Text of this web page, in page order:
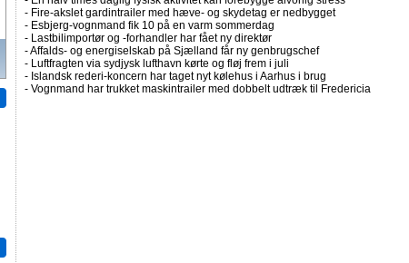
- Fire-akslet gardintrailer med hæve- og skydetag er nedbygget
- Esbjerg-vognmand fik 10 på en varm sommerdag
- Lastbilimportør og -forhandler har fået ny direktør
-Affalds- og energiselskab på Sjælland får ny genbrugschef
- Luftfragten via sydjysk lufthavn kørte og fløj frem i juli
- Islandsk rederi-koncern har taget nyt kølehus i Aarhus i brug
- Vognmand har trukket maskintrailer med dobbelt udtræk til Fredericia